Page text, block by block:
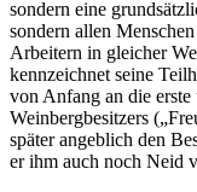
sondern eine
sondern allen
Arbeitern in gleicher
kennzeichnet seine
von Anfang an die
Weinbergbesitzers
später angeblich den
er ihm auch noch Neid